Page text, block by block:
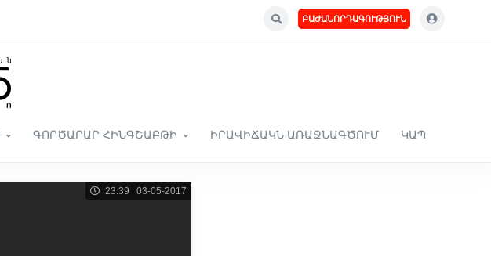
ԲԱԺԱՆՈՐԴԱԳՈՒԹՅՈՒՆ
ԳՈՐԾԱՐԱՐ ՀԻՆԳՇԱԲԹԻ ԻՐԱՎԻՃԱԿՆ ԱՌԱՋՆԱԳԾՈՒՄ ԿԱՊ
23:39 03-05-2017